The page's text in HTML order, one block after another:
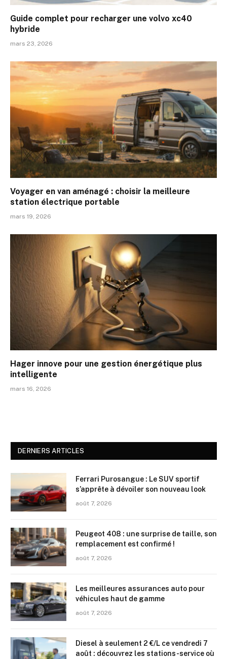
Guide complet pour recharger une volvo xc40
hybride
mars 23, 2026
Voyager en van aménagé : choisir la meilleure
station électrique portable
mars 19, 2026
Hager innove pour une gestion énergétique plus
intelligente
mars 16, 2026
DERNIERS ARTICLES
Ferrari Purosangue : Le SUV sportif
s’apprête à dévoiler son nouveau look
août 7, 2026
Peugeot 408 : une surprise de taille, son
remplacement est confirmé !
août 7, 2026
Les meilleures assurances auto pour
véhicules haut de gamme
août 7, 2026
Diesel à seulement 2 €/L ce vendredi 7
août : découvrez les stations-service où